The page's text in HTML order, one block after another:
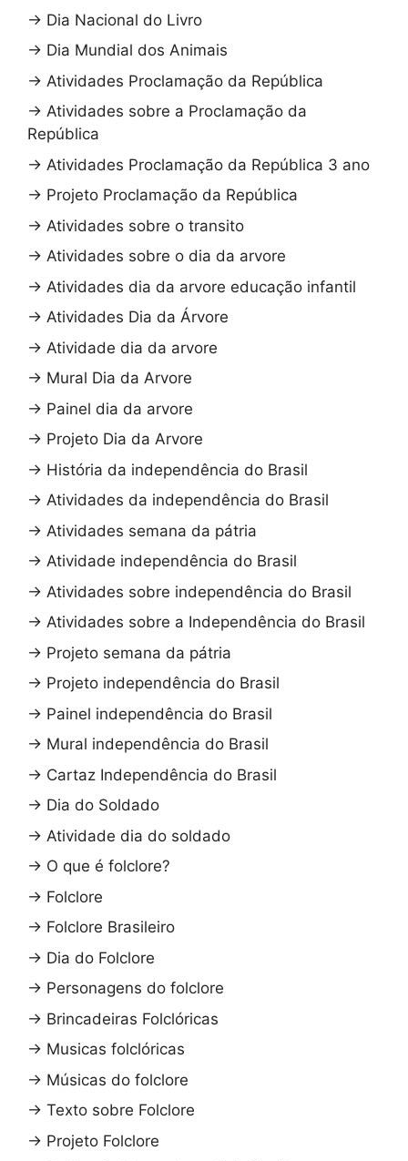
→ Dia Nacional do Livro
→ Dia Mundial dos Animais
→ Atividades Proclamação da República
→ Atividades sobre a Proclamação da
República
→ Atividades Proclamação da República 3 ano
→ Projeto Proclamação da República
→ Atividades sobre o transito
→ Atividades sobre o dia da arvore
→ Atividades dia da arvore educação infantil
→ Atividades Dia da Árvore
→ Atividade dia da arvore
→ Mural Dia da Arvore
→ Painel dia da arvore
→ Projeto Dia da Arvore
→ História da independência do Brasil
→ Atividades da independência do Brasil
→ Atividades semana da pátria
→ Atividade independência do Brasil
→ Atividades sobre independência do Brasil
→ Atividades sobre a Independência do Brasil
→ Projeto semana da pátria
→ Projeto independência do Brasil
→ Painel independência do Brasil
→ Mural independência do Brasil
→ Cartaz Independência do Brasil
→ Dia do Soldado
→ Atividade dia do soldado
→ O que é folclore?
→ Folclore
→ Folclore Brasileiro
→ Dia do Folclore
→ Personagens do folclore
→ Brincadeiras Folclóricas
→ Musicas folclóricas
→ Músicas do folclore
→ Texto sobre Folclore
→ Projeto Folclore